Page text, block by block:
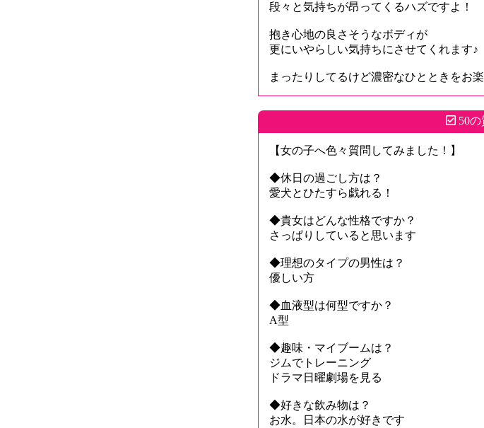
段々と気持ちが昂ってくるハズですよ！
抱き心地の良さそうなボディが
更にいやらしい気持ちにさせてくれます♪
まったりしてるけど濃密なひとときをお
50の
【女の子へ色々質問してみました！】
◆休日の過ごし方は？
愛犬とひたすら戯れる！
◆貴女はどんな性格ですか？
さっぱりしていると思います
◆理想のタイプの男性は？
優しい方
◆血液型は何型ですか？
A型
◆趣味・マイブームは？
ジムでトレーニング
ドラマ日曜劇場を見る
◆好きな飲み物は？
お水。日本の水が好きです